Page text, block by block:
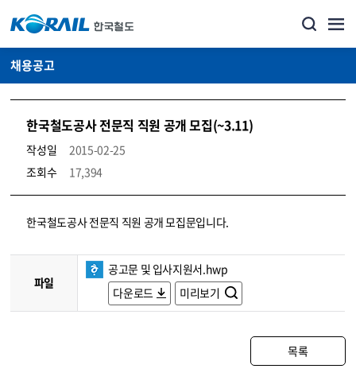
채용공고
한국철도공사 전문직 직원 공개 모집(~3.11)
작성일
2015-02-25
조회수
17,394
코레일소개_경영공시_채용공고 상세보기 – 내용, 파일, 담당자 연락처로 구성
한국철도공사 전문직 직원 공개 모집문입니다.
파일
공고문 및 입사지원서.hwp
다운로드
미리보기
목록